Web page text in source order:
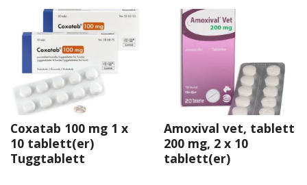
Coxatab 100 mg 1 x
10 tablett(er)
Tuggtablett
Amoxival vet, tablett
200 mg, 2 x 10
tablett(er)